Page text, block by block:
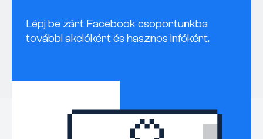
Lépj be zárt Facebook csoportunkba
további akciókért és hasznos infókért.